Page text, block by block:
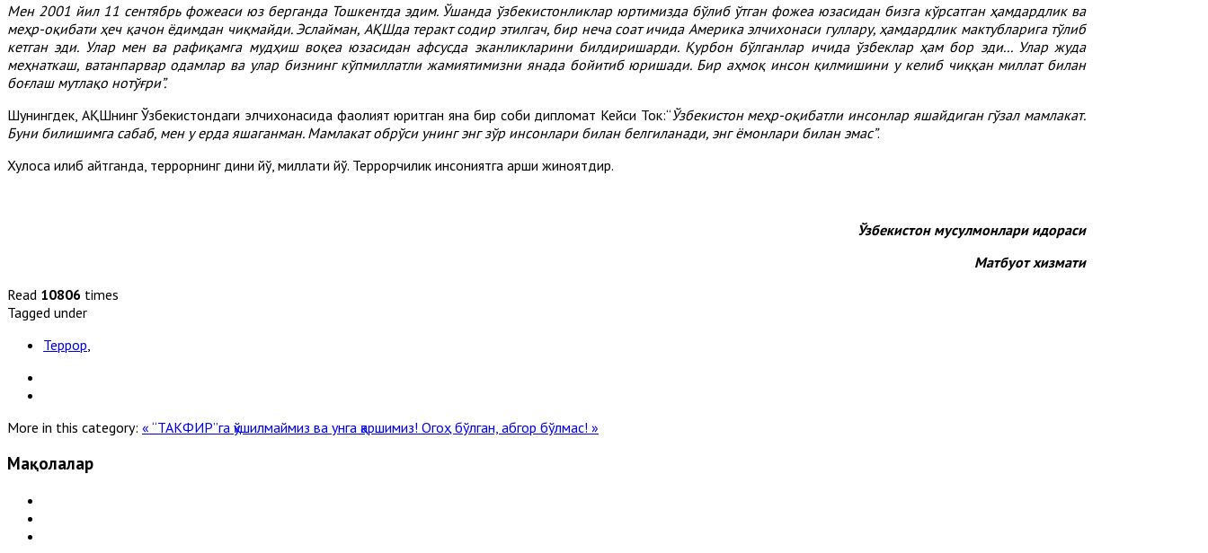
Мен 2001 йил 11 сентябрь фожеаси юз берганда Тошкентда эдим. Ўшанда ўзбекистонликлар юртимизда бўлиб ўтган фожеа юзасидан бизга кўрсатган ҳамдардлик ва
меҳр-оқибати ҳеч қачон ёдимдан чиқмайди. Эслайман, АҚШда теракт содир этилгач, бир неча соат ичида Америка элчихонаси гуллару, ҳамдардлик мактубларига тўлиб
кетган эди. Улар мен ва рафиқамга мудҳиш воқеа юзасидан афсусда эканликларини билдиришарди. Қурбон бўлганлар ичида ўзбеклар ҳам бор эди... Улар жуда
меҳнаткаш, ватанпарвар одамлар ва улар бизнинг кўпмиллатли жамиятимизни янада бойитиб юришади. Бир аҳмоқ инсон қилмишини у келиб чиққан миллат билан
боғлаш мутлақо нотўғри”.
Шунингдек, АҚШнинг Ўзбекистондаги элчихонасида фаолият юритган яна бир собиқ дипломат Кейси Ток:“Ўзбекистон меҳр-оқибатли инсонлар яшайдиган гўзал мамлакат.
Буни билишимга сабаб, мен у ерда яшаганман. Мамлакат обрўси унинг энг зўр инсонлари билан белгиланади, энг ёмонлари билан эмас”.
Хулоса қилиб айтганда, террорнинг дини йўқ, миллати йўқ. Террорчилик инсониятга қарши жиноятдир.
Ўзбекистон мусулмонлари идораси
Матбуот хизмати
Read 10806 times
Tagged under
Террор
More in this category: « “ТАКФИР”га қўшилмаймиз ва унга қаршимиз! Огоҳ бўлган, абгор бўлмас! »
Мақолалар